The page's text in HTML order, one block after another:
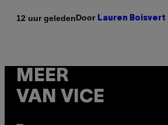
12 uur geledenDoor Lauren Boisvert
MEER
VAN VICE